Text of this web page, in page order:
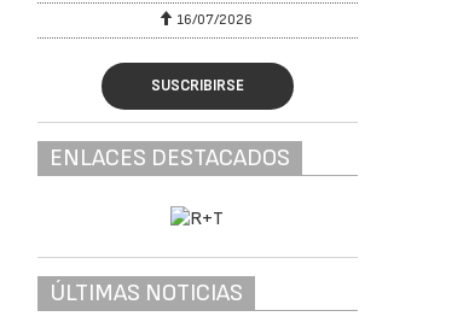
16/07/2026
SUSCRIBIRSE
ENLACES DESTACADOS
ÚLTIMAS NOTICIAS